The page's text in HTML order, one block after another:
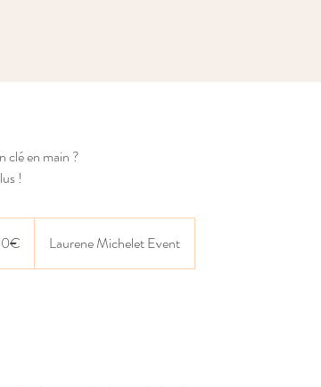
clé en main ?
!
Laurene Michelet Event